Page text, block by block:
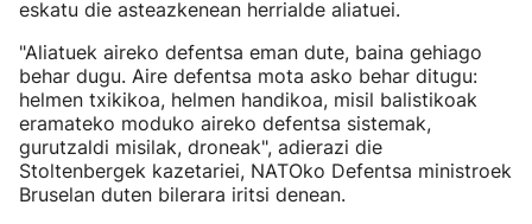
eskatu die asteazkenean herrialde aliatuei.
"Aliatuek aireko defentsa eman dute, baina gehiago
behar dugu. Aire defentsa mota asko behar ditugu:
helmen txikikoa, helmen handikoa, misil balistikoak
eramateko moduko aireko defentsa sistemak,
gurutzaldi misilak, droneak", adierazi die
Stoltenbergek kazetariei, NATOko Defentsa ministroek
Bruselan duten bilerara iritsi denean.